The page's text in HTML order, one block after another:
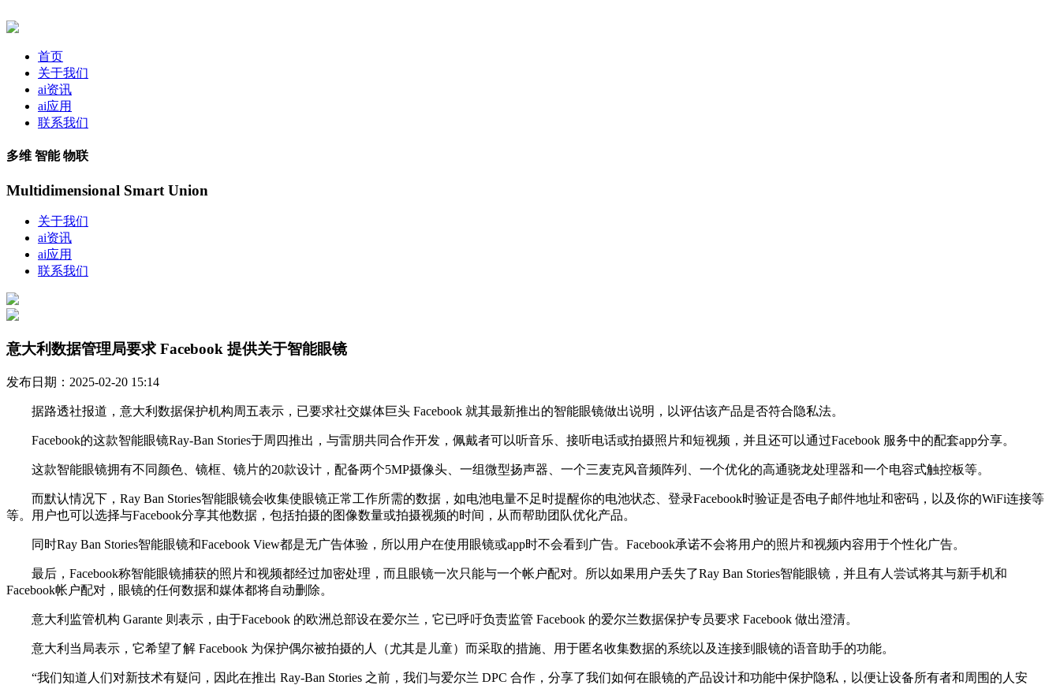
首页
关于我们
ai资讯
ai应用
联系我们
多维 智能 物联
Multidimensional Smart Union
关于我们
ai资讯
ai应用
联系我们
意大利数据管理局要求 Facebook 提供关于智能眼镜
发布日期：2025-02-20 15:14
据路透社报道，意大利数据保护机构周五表示，已要求社交媒体巨头 Facebook 就其最新推出的智能眼镜做出说明，以评估该产品是否符合隐私法。
Facebook的这款智能眼镜Ray-Ban Stories于周四推出，与雷朋共同合作开发，佩戴者可以听音乐、接听电话或拍摄照片和短视频，并且还可以通过Facebook 服务中的配套app分享。
这款智能眼镜拥有不同颜色、镜框、镜片的20款设计，配备两个5MP摄像头、一组微型扬声器、一个三麦克风音频阵列、一个优化的高通骁龙处理器和一个电容式触控板等。
而默认情况下，Ray Ban Stories智能眼镜会收集使眼镜正常工作所需的数据，如电池电量不足时提醒你的电池状态、登录Facebook时验证是否电子邮件地址和密码，以及你的WiFi连接等
等。用户也可以选择与Facebook分享其他数据，包括拍摄的图像数量或拍摄视频的时间，从而帮助团队优化产品。
同时Ray Ban Stories智能眼镜和Facebook View都是无广告体验，所以用户在使用眼镜或app时不会看到广告。Facebook承诺不会将用户的照片和视频内容用于个性化广告。
最后，Facebook称智能眼镜捕获的照片和视频都经过加密处理，而且眼镜一次只能与一个帐户配对。所以如果用户丢失了Ray Ban Stories智能眼镜，并且有人尝试将其与新手机和
Facebook帐户配对，眼镜的任何数据和媒体都将自动删除。
意大利监管机构 Garante 则表示，由于Facebook 的欧洲总部设在爱尔兰，它已呼吁负责监管 Facebook 的爱尔兰数据保护专员要求 Facebook 做出澄清。
意大利当局表示，它希望了解 Facebook 为保护偶尔被拍摄的人（尤其是儿童）而采取的措施、用于匿名收集数据的系统以及连接到眼镜的语音助手的功能。
“我们知道人们对新技术有疑问，因此在推出 Ray-Ban Stories 之前，我们与爱尔兰 DPC 合作，分享了我们如何在眼镜的产品设计和功能中保护隐私，以便让设备所有者和周围的人安